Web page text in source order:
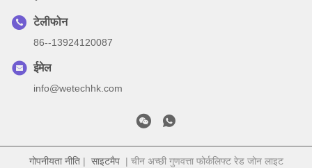
टेलीफोन
86--13924120087
ईमेल
info@wetechhk.com
गोपनीयता नीति| साइटमैप| चीन अच्छी गुणवत्ता फोर्कलिफ्ट रेड जोन लाइट